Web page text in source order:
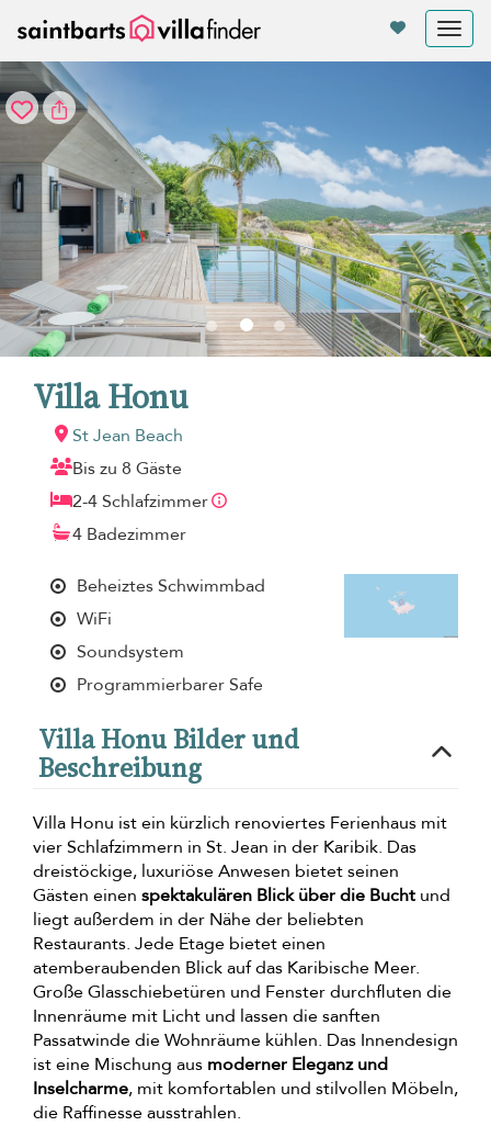
Villa Honu
St Jean Beach
Bis zu 8 Gäste
2-4 Schlafzimmer
4 Badezimmer
Beheiztes Schwimmbad
WiFi
Soundsystem
Programmierbarer Safe
Villa Honu Bilder und
Beschreibung
Villa Honu ist ein kürzlich renoviertes Ferienhaus mit
vier Schlafzimmern in St. Jean in der Karibik. Das
dreistöckige, luxuriöse Anwesen bietet seinen
Gästen einen spektakulären Blick über die Bucht und
liegt außerdem in der Nähe der beliebten
Restaurants. Jede Etage bietet einen
atemberaubenden Blick auf das Karibische Meer.
Große Glasschiebetüren und Fenster durchfluten die
Innenräume mit Licht und lassen die sanften
Passatwinde die Wohnräume kühlen. Das Innendesign
ist eine Mischung aus moderner Eleganz und
Inselcharme, mit komfortablen und stilvollen Möbeln,
die Raffinesse ausstrahlen.
Cookie-Einstellungen